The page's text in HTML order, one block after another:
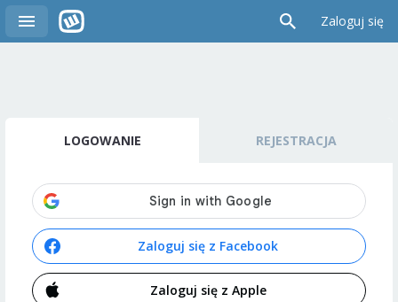
Zaloguj się
LOGOWANIE REJESTRACJA
Zaloguj się z Facebook
Zaloguj się z Apple